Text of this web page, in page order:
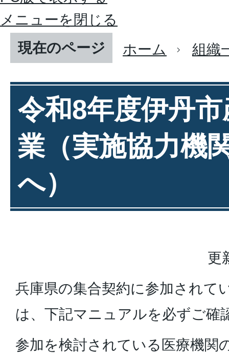
メニューを閉じる
現在のページ
ホーム 組織
令和8年度伊丹
業（実施協力機
へ）
更
兵庫県の集合契約に参加されて
は、下記マニュアルを必ずご確
参加を検討されている医療機関